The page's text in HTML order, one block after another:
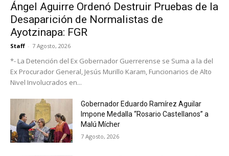
Ángel Aguirre Ordenó Destruir Pruebas de la
Desaparición de Normalistas de
Ayotzinapa: FGR
Staff - 7 Agosto, 2026
*- La Detención del Ex Gobernador Guerrerense se Suma a la del
Ex Procurador General, Jesús Murillo Karam, Funcionarios de Alto
Nivel Involucrados en...
Gobernador Eduardo Ramírez Aguilar
Impone Medalla “Rosario Castellanos” a
Malú Mícher
7 Agosto, 2026